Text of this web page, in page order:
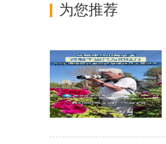
为您推荐